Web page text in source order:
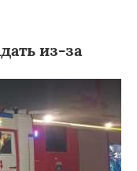
из-за